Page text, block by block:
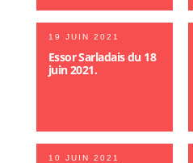
19 JUIN 2021
Essor Sarladais du 18
juin 2021.
10 JUIN 2021